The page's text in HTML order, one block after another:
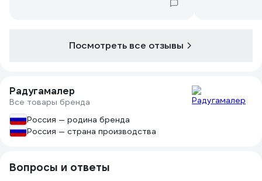
Посмотреть все отзывы
Радугамалер
Все товары бренда
Россия — родина бренда
Россия — страна производства
Вопросы и ответы